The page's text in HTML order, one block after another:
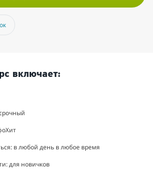
включает:
в любой день в любое время
для новичков